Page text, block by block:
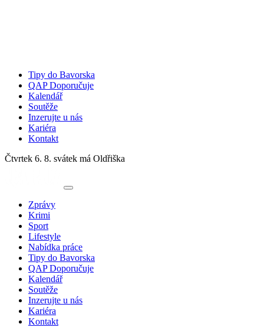
Tipy do Bavorska
QAP Doporučuje
Kalendář
Soutěže
Inzerujte u nás
Kariéra
Kontakt
Čtvrtek 6. 8. svátek má Oldřiška
Zprávy
Krimi
Sport
Lifestyle
Nabídka práce
Tipy do Bavorska
QAP Doporučuje
Kalendář
Soutěže
Inzerujte u nás
Kariéra
Kontakt